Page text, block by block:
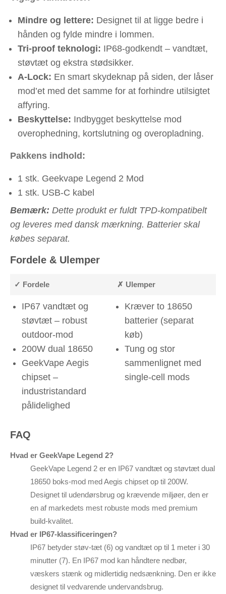
Mindre og lettere: Designet til at ligge bedre i
hånden og fylde mindre i lommen.
Tri-proof teknologi: IP68-godkendt – vandtæt,
støvtæt og ekstra stødsikker.
A-Lock: En smart skydeknap på siden, der låser
mod’et med det samme for at forhindre utilsigtet
affyring.
Beskyttelse: Indbygget beskyttelse mod
overophedning, kortslutning og overopladning.
Pakkens indhold:
1 stk. Geekvape Legend 2 Mod
1 stk. USB-C kabel
Bemærk: Dette produkt er fuldt TPD-kompatibelt
og leveres med dansk mærkning. Batterier skal
købes separat.
Fordele & Ulemper
✓ Fordele ✗ Ulemper
IP67 vandtæt og
støvtæt – robust
outdoor-mod
200W dual 18650
GeekVape Aegis
chipset –
industristandard
pålidelighed
Kræver to 18650
batterier (separat
køb)
Tung og stor
sammenlignet med
single-cell mods
FAQ
Hvad er GeekVape Legend 2?
GeekVape Legend 2 er en IP67 vandtæt og støvtæt dual
18650 boks-mod med Aegis chipset op til 200W.
Designet til udendørsbrug og krævende miljøer, den er
en af markedets mest robuste mods med premium
build-kvalitet.
Hvad er IP67-klassificeringen?
IP67 betyder støv-tæt (6) og vandtæt op til 1 meter i 30
minutter (7). En IP67 mod kan håndtere nedbør,
væskers stænk og midlertidig nedsænkning. Den er ikke
designet til vedvarende undervandsbrug.